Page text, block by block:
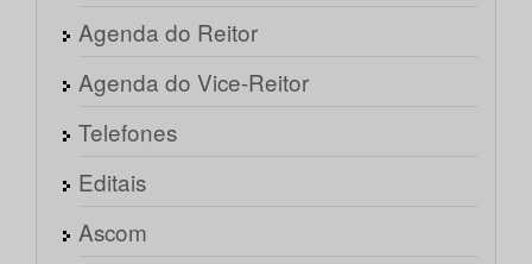
Agenda do Reitor
Agenda do Vice-Reitor
Telefones
Editais
Ascom